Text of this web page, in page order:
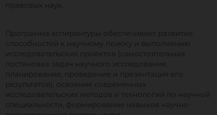
правовых наук.
Программа аспирантуры обеспечивает развитие
способностей к научному поиску и выполнению
исследовательских проектов (самостоятельная
постановка задач научного исследования,
планирование, проведение и презентация его
результатов), освоение современных
исследовательских методов и технологий по научной
специальности, формирование навыков научно-